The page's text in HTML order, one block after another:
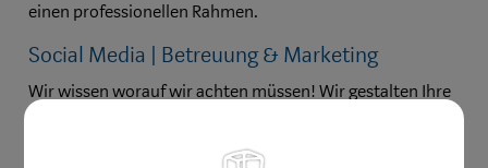
einen professionellen Rahmen.
Social Media | Betreuung & Marketing
Wir wissen worauf wir achten müssen! Wir gestalten Ihre
finden die richtigen Worte, Botschaften und Bilder für